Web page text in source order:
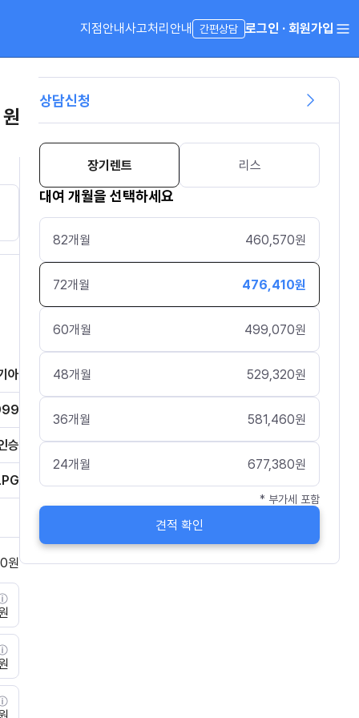
지점안내사고처리안내 간편상담 로그인 · 회원가입
아
승
0원
상담신청
장기렌트 리스
대여 개월을 선택하세요
82개월 460,570원
72개월 476,410원
60개월 499,070원
48개월 529,320원
36개월 581,460원
24개월 677,380원
* 부가세 포함
견적 확인